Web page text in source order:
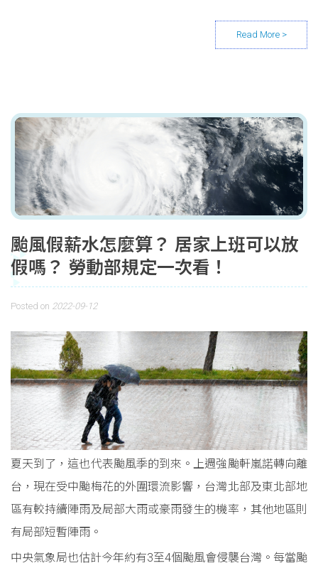
颱風假薪水怎麼算？ 居家上班可以放
假嗎？ 勞動部規定一次看！
Posted on 2022-09-12
夏天到了，這也代表颱風季的到來。上週強颱軒嵐諾轉向離
台，現在受中颱梅花的外圍環流影響，台灣北部及東北部地
區有較持續陣雨及局部大雨或豪雨發生的機率，其他地區則
有局部短暫陣雨。
中央氣象局也估計今年約有3至4個颱風會侵襲台灣。每當颱